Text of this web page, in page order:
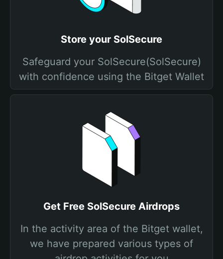
Store your SolSecure
Safeguard your SolSecure(SolSecure)
with confidence using the Bitget Wallet
Get Free SolSecure Airdrops
In the activity area of the Bitget wallet,
we have prepared various types of